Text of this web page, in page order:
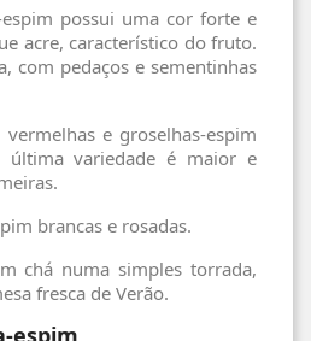
possui uma cor forte e
acre, característico do fruto.
com pedaços e sementinhas
e groselhas-espim
última variedade é maior e
brancas e rosadas.
chá numa simples torrada,
fresca de Verão.
espim